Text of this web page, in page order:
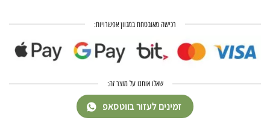
רכישה מאובטחת במגוון אפשרויות:
שאלו אותנו על מוצר זה:
זמינים לעזור בווטסאפ